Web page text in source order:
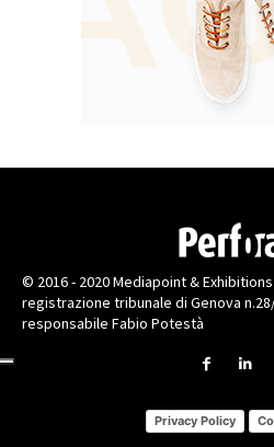
© 2016 - 2020 Mediapoint & Exhibitions
registrazione tribunale di Genova
responsabile Fabio Potestà
Privacy Policy